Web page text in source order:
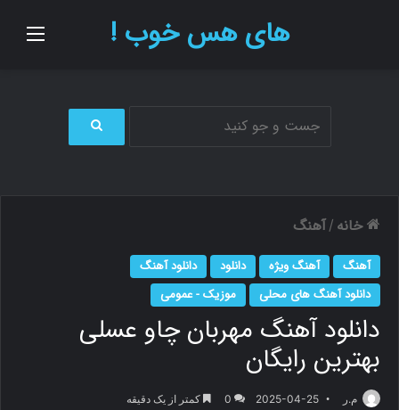
های هس خوب !
ج
خانه / آهنگ
آهنگ آهنگ ویژه دانلود
دانلود آهنگ
دانلود آهنگ های محلی
موزیک - عمومی
دانلود آهنگ مهربان چاو عسلی
بهترین رایگان
م.ر 2025-04-25
0 کمتر از یک دقیقه